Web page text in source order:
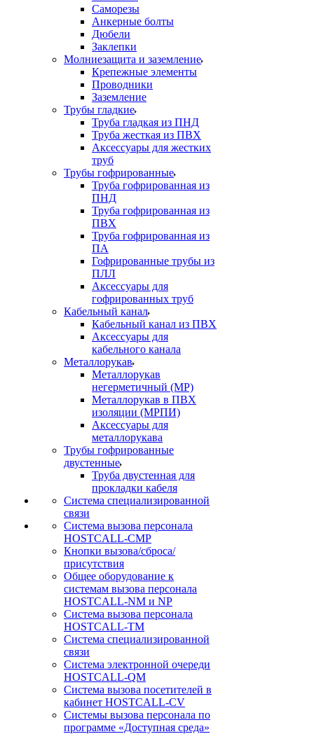
Саморезы
Анкерные болты
Дюбели
Заклепки
Молниезащита и заземление
Крепежные элементы
Проводники
Заземление
Трубы гладкие
Труба гладкая из ПНД
Труба жесткая из ПВХ
Аксессуары для жестких
труб
Трубы гофрированные
Труба гофрированная из
ПНД
Труба гофрированная из
ПВХ
Труба гофрированная из
ПА
Гофрированные трубы из
ПЛЛ
Аксессуары для
гофрированных труб
Кабельный канал
Кабельный канал из ПВХ
Аксессуары для
кабельного канала
Металлорукав
Металлорукав
негерметичный (МР)
Металлорукав в ПВХ
изоляции (МРПИ)
Аксессуары для
металлорукава
Трубы гофрированные
двустенные
Труба двустенная для
прокладки кабеля
Система специализированной
связи
Cистема вызова персонала
HOSTCALL-CMP
Кнопки вызова/сброса/
присутствия
Общее оборудование к
системам вызова персонала
HOSTCALL-NM и NP
Система вызова персонала
HOSTCALL-TM
Система специализированной
связи
Система электронной очереди
HOSTCALL-QM
Cистема вызова посетителей в
кабинет HOSTCALL-CV
Системы вызова персонала по
программе «Доступная среда»